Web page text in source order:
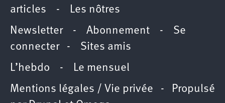
articles - Les nôtres
Newsletter- Abonnement - Se
connecter- Sites amis
L’hebdo - Le mensuel
Mentions légales / Vie privée - Propulsé